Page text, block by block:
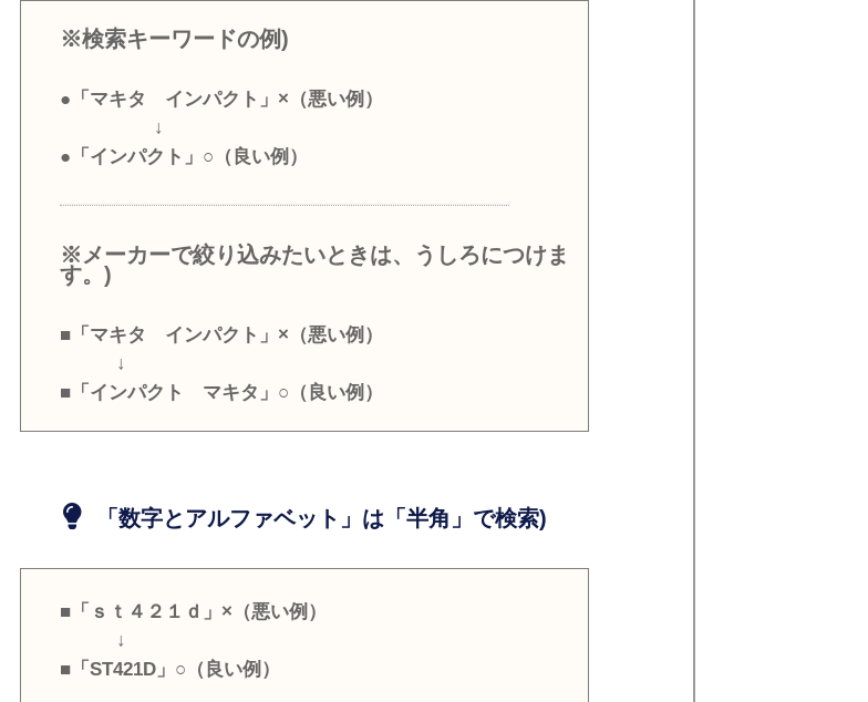
※検索キーワードの例)
●「マキタ インパクト」×（悪い例）
↓
●「インパクト」○（良い例）
※メーカーで絞り込みたいときは、うしろにつけま
す。)
■「マキタ インパクト」×（悪い例）
↓
■「インパクト マキタ」○（良い例）
「数字とアルファベット」は「半角」で検索)
■「ｓｔ４２１ｄ」×（悪い例）
↓
■「ST421D」○（良い例）